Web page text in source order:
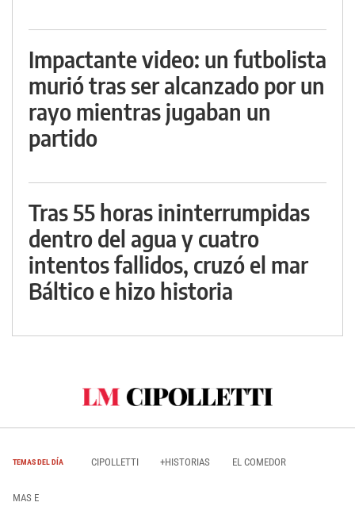
Impactante video: un futbolista
murió tras ser alcanzado por un
rayo mientras jugaban un
partido
Tras 55 horas ininterrumpidas
dentro del agua y cuatro
intentos fallidos, cruzó el mar
Báltico e hizo historia
TEMAS DEL DÍA CIPOLLETTI +HISTORIAS EL COMEDOR
MAS E